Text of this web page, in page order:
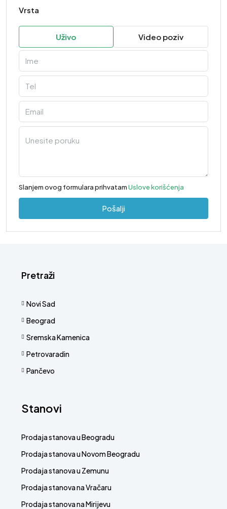
Vrsta
Uživo Video poziv
Slanjem ovog formulara prihvatamUslove korišćenja
Pošalji
Pretraži
Novi Sad
Beograd
Sremska Kamenica
Petrovaradin
Pančevo
Stanovi
Prodaja stanova u Beogradu
Prodaja stanova u Novom Beogradu
Prodaja stanova u Zemunu
Prodaja stanova na Vračaru
Prodaja stanova na Mirijevu